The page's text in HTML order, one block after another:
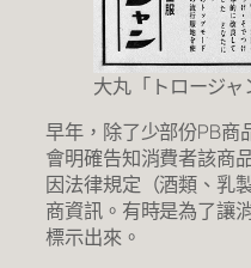
大丸「トロージャ
早年，除了少部份PB商
會明確告知消費者該商
因法律規定（酒類、乳
商資訊。有時是為了讓
標示出來。